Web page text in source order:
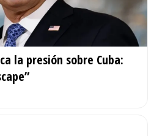
la presión sobre Cuba: